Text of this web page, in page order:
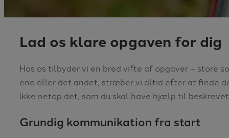
Lad os klare opgaven for dig
Hos os tilbyder vi en bred vifte af opgaver – store
ene eller det andet, stræber vi altid efter at finde
ikke netop det, som du skal have hjælp til
Grundig kommunikation fra start